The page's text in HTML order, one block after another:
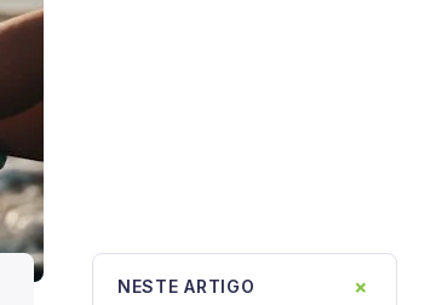
NESTE ARTIGO +